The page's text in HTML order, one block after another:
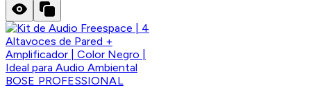
BOSE PROFESSIONAL